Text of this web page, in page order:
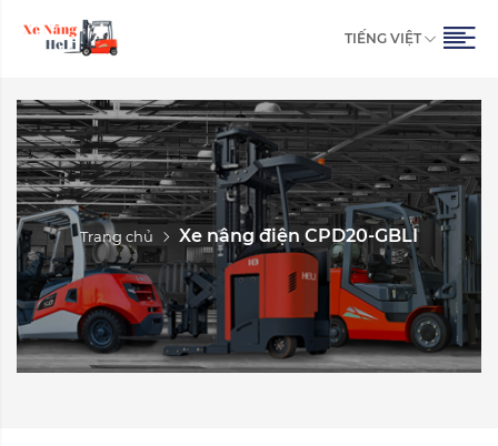
TIẾNG VIỆT
Trang chủ Xe nâng điện CPD20-GBLI